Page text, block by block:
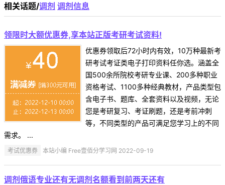
相关话题/调剂 调剂信息
领限时大额优惠券,享本站正版考研考试资料!
优惠券领取后72小时内有效，10万种最新考
研考试考证类电子打印资料任你选。涵盖全
国500余所院校考研专业课、200多种职业
资格考试、1100多种经典教材，产品类型包
含电子书、题库、全套资料以及视频，无论
您是考研复习、考证刷题，还是考前冲刺
等，不同类型的产品可满足您学习上的不同
需求。 ...
考试优惠券 本站小编 Free壹佰分学习网 2022-09-19
调剂俄语专业还有无调剂名额看到前两天还有